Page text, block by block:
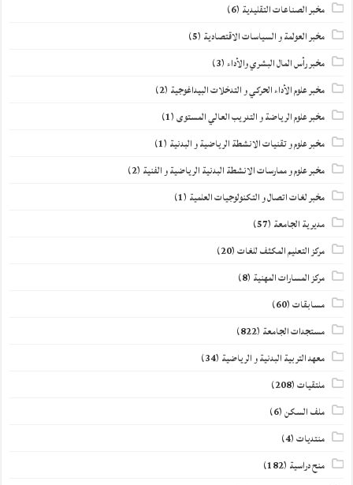
مخبر الصناعات التقليدية (6)
مخبر العولمة و السياسات الاقتصادية (5)
مخبر رأس المال البشري والأداء(3)
مخبر علوم الأداء الحركي و التدخلات البيداغوجية (2)
مخبر علوم الرياضة و التدريب العالي المستوى(1)
مخبر علوم و تقنيات الانشطة الرياضية و البدنية (1)
مخبر علوم و ممارسات الانشطة البدنية الرياضية و الفنية (2)
مخبر لغات اتصال و التكنولوجيات العلمية (1)
مديرية الجامعة (57)
مركز التعليم المكثف للغات(20)
مركز المسارات المهنية (8)
مسابقات(60)
مستجدات الجامعة (822)
معهد التربية البدنية و الرياضية (34)
ملتقيات(208)
ملف السكن(6)
منتديات(4)
منح دراسية (182)